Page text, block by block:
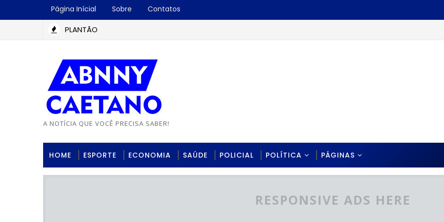
Página Inícial Sobre Contatos
PLANTÃO
A NOTÍCIA QUE VOCÊ PRECISA SABER!
HOME ESPORTE ECONOMIA SAÚDE POLICIAL POLÍTICA PÁGINAS
RESPONSIVE ADS HERE